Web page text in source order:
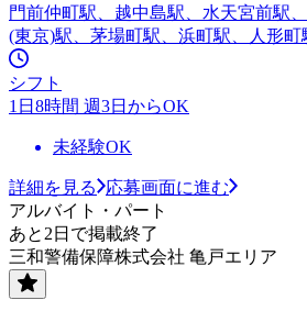
門前仲町駅、越中島駅、水天宮前駅
(東京)駅、茅場町駅、浜町駅、人形町
シフト
1日8時間 週3日からOK
未経験OK
詳細を見る
応募画面に進む
アルバイト・パート
あと2日で掲載終了
三和警備保障株式会社 亀戸エリア